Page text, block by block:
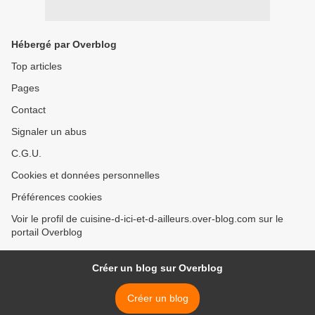
Hébergé par Overblog
Top articles
Pages
Contact
Signaler un abus
C.G.U.
Cookies et données personnelles
Préférences cookies
Voir le profil de cuisine-d-ici-et-d-ailleurs.over-blog.com sur le
portail Overblog
Créer un blog sur Overblog
Créer un blog